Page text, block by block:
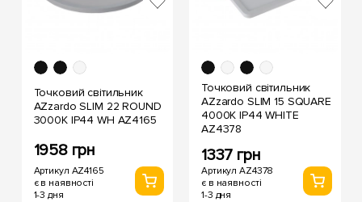
Точковий світильник
AZzardo SLIM 22 ROUND
3000K IP44 WH AZ4165
1958 грн
Артикул AZ4165
є в наявності
1-3 дня
Точковий світильник
AZzardo SLIM 15 SQUARE
4000K IP44 WHITE
AZ4378
1337 грн
Артикул AZ4378
є в наявності
1-3 дня